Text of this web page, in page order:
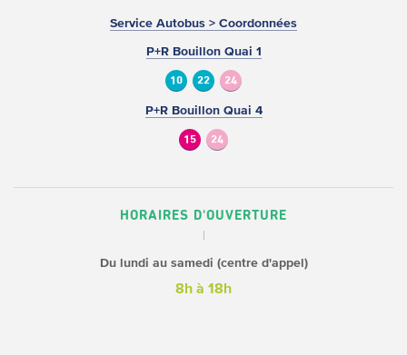
Service Autobus > Coordonnées
P+R Bouillon Quai 1
10 22 24
P+R Bouillon Quai 4
15 24
HORAIRES D'OUVERTURE
Du lundi au samedi (centre d'appel)
8h à 18h